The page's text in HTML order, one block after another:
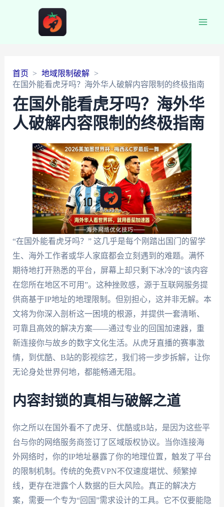
首页
地域限制破解
在国外能看虎牙吗？海外华人破解内容限制的终极指南
在国外能看虎牙吗？海外华
人破解内容限制的终极指南
“在国外能看虎牙吗？” 这几乎是每个刚踏出国门的留学
生、海外工作者或华人家庭都会立刻遇到的难题。满怀
期待地打开熟悉的平台，屏幕上却只剩下冰冷的“该内容
在您所在地区不可用”。这种挫败感，源于互联网服务提
供商基于IP地址的地理限制。但别担心，这并非无解。本
文将为你深入剖析这一困境的根源，并提供一套清晰、
可靠且高效的解决方案——通过专业的回国加速器，重
新连接你与故乡的数字文化生活。从虎牙直播的赛事激
情，到优酷、B站的影视综艺，我们将一步步拆解，让你
无论身处世界何地，都能畅通无阻。
内容封锁的真相与破解之道
你之所以在国外看不了虎牙、优酷或B站，是因为这些平
台与你的网络服务商签订了区域版权协议。当你连接海
外网络时，你的IP地址暴露了你的地理位置，触发了平台
的限制机制。传统的免费VPN不仅速度堪忧、频繁掉
线，更存在泄露个人数据的巨大风险。真正的解决方
案，需要一个专为“回国”需求设计的工具。它不仅要能隐